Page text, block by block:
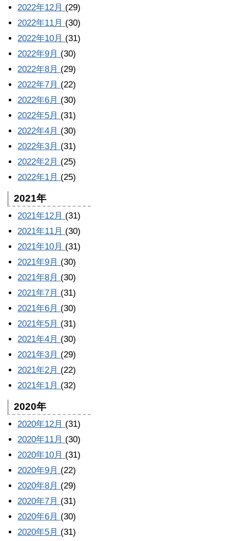
2022年12月 (29)
2022年11月 (30)
2022年10月 (31)
2022年9月 (30)
2022年8月 (29)
2022年7月 (22)
2022年6月 (30)
2022年5月 (31)
2022年4月 (30)
2022年3月 (31)
2022年2月 (25)
2022年1月 (25)
2021年
2021年12月 (31)
2021年11月 (30)
2021年10月 (31)
2021年9月 (30)
2021年8月 (30)
2021年7月 (31)
2021年6月 (30)
2021年5月 (31)
2021年4月 (30)
2021年3月 (29)
2021年2月 (22)
2021年1月 (32)
2020年
2020年12月 (31)
2020年11月 (30)
2020年10月 (31)
2020年9月 (22)
2020年8月 (29)
2020年7月 (31)
2020年6月 (30)
2020年5月 (31)